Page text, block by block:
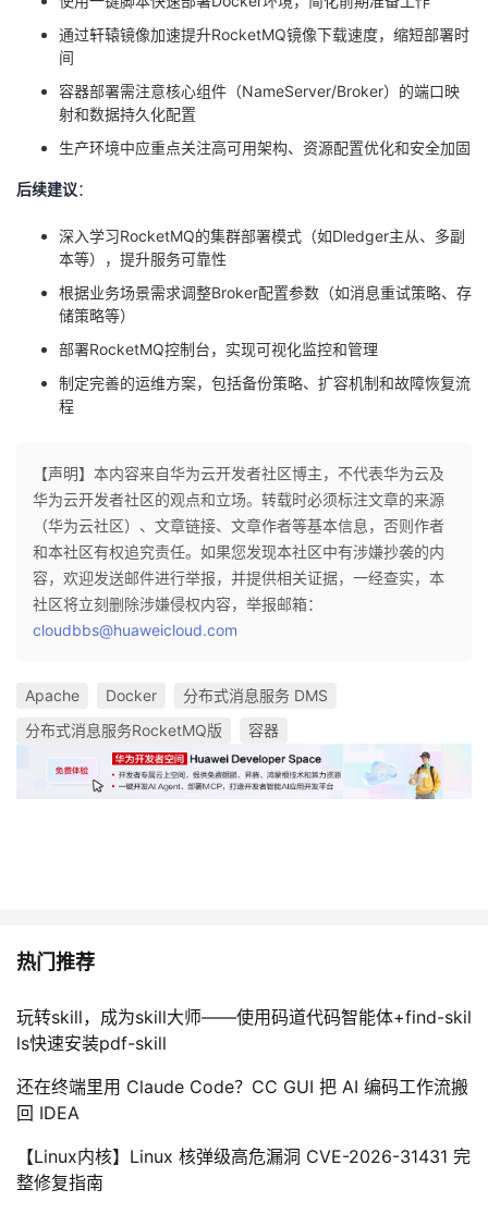
通过轩辕镜像加速提升RocketMQ镜像下载速度，缩短部署时
间
容器部署需注意核心组件（NameServer/Broker）的端口映
射和数据持久化配置
生产环境中应重点关注高可用架构、资源配置优化和安全加固
后续建议：
深入学习RocketMQ的集群部署模式（如Dledger主从、多副
本等），提升服务可靠性
根据业务场景需求调整Broker配置参数（如消息重试策略、存
储策略等）
部署RocketMQ控制台，实现可视化监控和管理
制定完善的运维方案，包括备份策略、扩容机制和故障恢复流
程
【声明】本内容来自华为云开发者社区博主，不代表华为云及
华为云开发者社区的观点和立场。转载时必须标注文章的来源
（华为云社区）、文章链接、文章作者等基本信息，否则作者
和本社区有权追究责任。如果您发现本社区中有涉嫌抄袭的内
容，欢迎发送邮件进行举报，并提供相关证据，一经查实，本
社区将立刻删除涉嫌侵权内容，举报邮箱：
cloudbbs@huaweicloud.com
Apache Docker
分布式消息服务 DMS
分布式消息服务RocketMQ版
容器
热门推荐
玩转skill，成为skill大师——使用码道代码智能体+find-skil
ls快速安装pdf-skill
还在终端里用 Claude Code？CC GUI 把 AI 编码工作流搬
回 IDEA
【Linux内核】Linux 核弹级高危漏洞 CVE-2026-31431 完
整修复指南